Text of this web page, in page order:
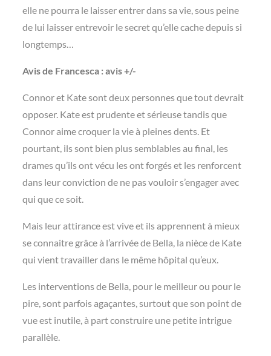
elle ne pourra le laisser entrer dans sa vie, sous peine
de lui laisser entrevoir le secret qu’elle cache depuis si
longtemps…
Avis de Francesca : avis +/-
Connor et Kate sont deux personnes que tout devrait
opposer. Kate est prudente et sérieuse tandis que
Connor aime croquer la vie à pleines dents. Et
pourtant, ils sont bien plus semblables au final, les
drames qu’ils ont vécu les ont forgés et les renforcent
dans leur conviction de ne pas vouloir s’engager avec
qui que ce soit.
Mais leur attirance est vive et ils apprennent à mieux
se connaitre grâce à l’arrivée de Bella, la nièce de Kate
qui vient travailler dans le même hôpital qu’eux.
Les interventions de Bella, pour le meilleur ou pour le
pire, sont parfois agaçantes, surtout que son point de
vue est inutile, à part construire une petite intrigue
parallèle.